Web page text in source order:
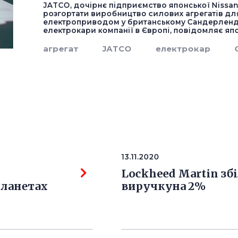
JATCO, дочірнє підприємство японської
розгортати виробництво силових агрегатів
електроприводом у британському
електрокари компанії в Європі, повідомляє
агрегат JATCO електрокар
13.11.2020
Lockheed Martin
виручкуна 2%